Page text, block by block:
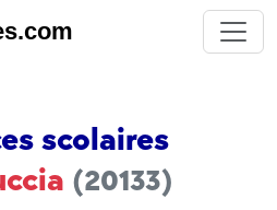
scolaires
(20133)